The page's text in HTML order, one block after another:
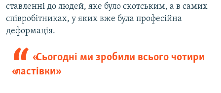
ставленні до людей, яке було скотським, а в самих
співробітниках, у яких вже була професійна
деформація.
«Сьогодні ми зробили всього чотири
«ластівки»